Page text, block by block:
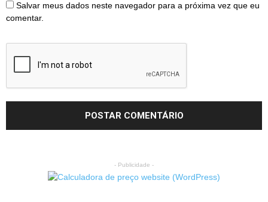
Salvar meus dados neste navegador para a próxima vez que eu
comentar.
- Publicidade -